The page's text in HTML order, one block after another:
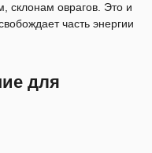
склонам оврагов. Это и
часть энергии
для